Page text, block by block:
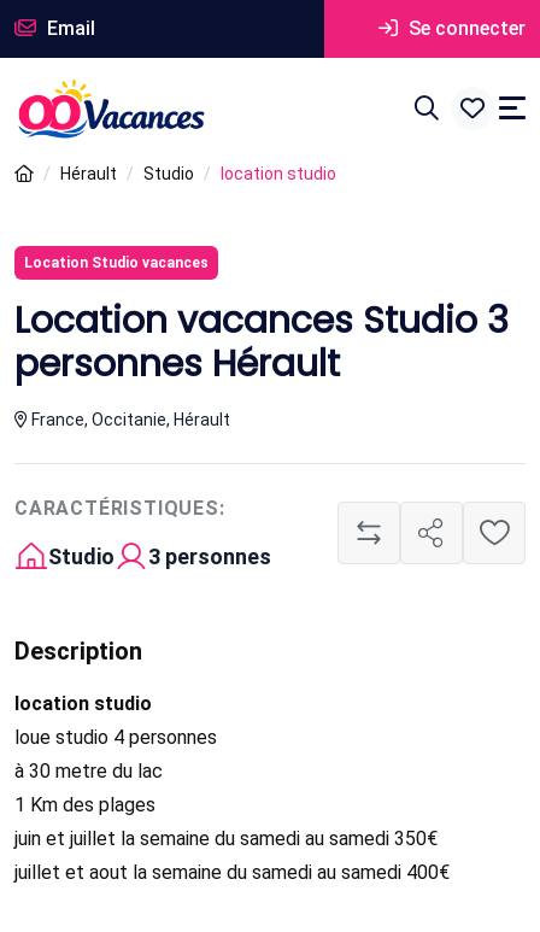
Email Se connecter
Hérault Studio location studio
Location Studio vacances
Location vacances Studio 3
personnes Hérault
France, Occitanie, Hérault
CARACTÉRISTIQUES:
Studio 3 personnes
Description
location studio
loue studio 4 personnes
à 30 metre du lac
1 Km des plages
juin et juillet la semaine du samedi au samedi 350€
juillet et aout la semaine du samedi au samedi 400€